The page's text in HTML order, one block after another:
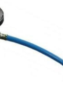
DETALLES